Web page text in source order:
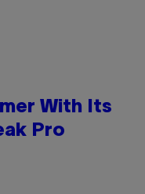
With Its
Pro